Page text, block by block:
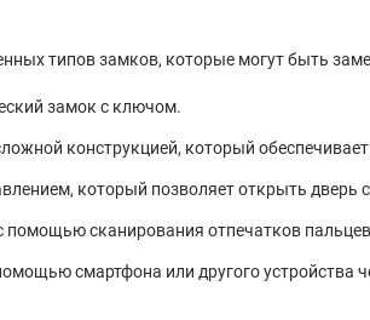
типов замков, которые могут быть
замок с ключом.
конструкцией, который
который позволяет открыть
помощью сканирования отпечатков
смартфона или другого устройства